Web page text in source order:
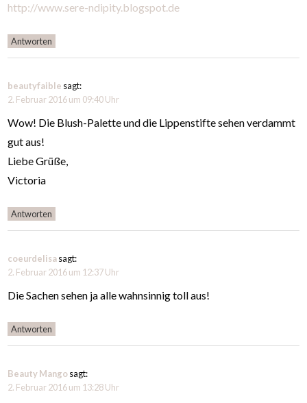
http://www.sere-ndipity.blogspot.de
Antworten
beautyfaible sagt:
2. Februar 2016 um 09:40 Uhr
Wow! Die Blush-Palette und die Lippenstifte sehen verdammt
gut aus!
Liebe Grüße,
Victoria
Antworten
coeurdelisasagt:
2. Februar 2016 um 12:37 Uhr
Die Sachen sehen ja alle wahnsinnig toll aus!
Antworten
Beauty Mangosagt:
2. Februar 2016 um 13:28 Uhr